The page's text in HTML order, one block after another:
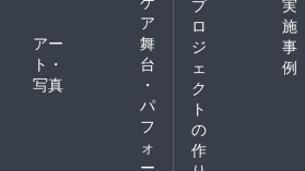
ア
アー
ト・
写真
舞
台
・
パ
フ
ォ
ー
ロ
ジ
ェ
ク
ト
の
作
施
事
例